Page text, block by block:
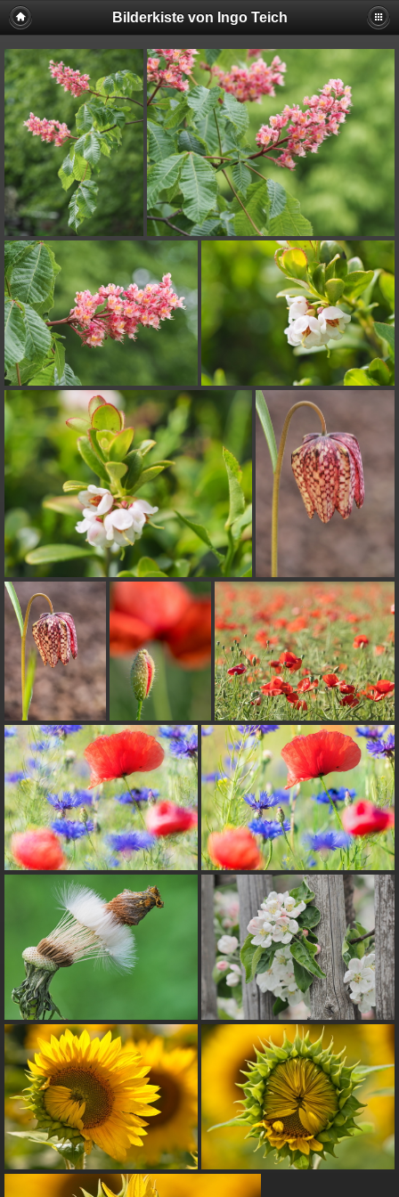
Bilderkiste von Ingo Teich